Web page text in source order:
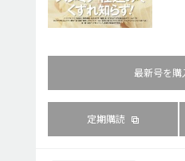
最新号を購
定期購読